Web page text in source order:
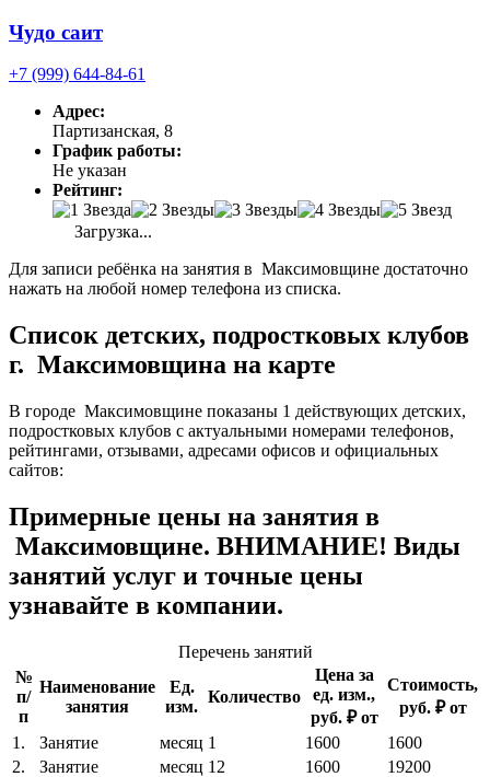
Чудо саит
+7 (999) 644-84-61
Адрес:
Партизанская, 8
График работы:
Не указан
Рейтинг:
Загрузка...
Для записи ребёнка на занятия в Максимовщине достаточно
нажать на любой номер телефона из списка.
Список детских, подростковых клубов
г. Максимовщина на карте
В городе Максимовщине показаны 1 действующих детских,
подростковых клубов с актуальными номерами телефонов,
рейтингами, отзывами, адресами офисов и официальных
сайтов:
Примерные цены на занятия в
Максимовщине. ВНИМАНИЕ! Виды
занятий услуг и точные цены
узнавайте в компании.
Перечень занятий
№
п/
п
Наименование
занятия
Ед.
изм.
Количество
Цена за
ед. изм.,
руб. ₽ от
Стоимость,
руб. ₽ от
1.
Занятие месяц 1 1600
1600
2.
Занятие месяц 12 1600 19200